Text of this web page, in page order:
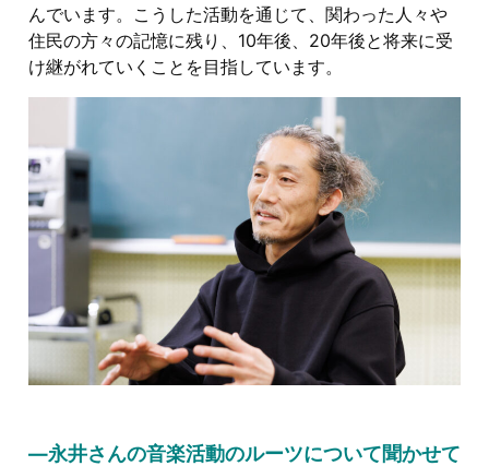
んでいます。こうした活動を通じて、関わった人々や
住民の方々の記憶に残り、10年後、20年後と将来に受
け継がれていくことを目指しています。
―永井さんの音楽活動のルーツについて聞かせて